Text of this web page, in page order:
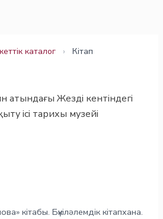
каталог › Кітап
атындағы Жезді кентіндегі
ісі тарихы музейі
кітабы. Бүкіләлемдік кітапхана.